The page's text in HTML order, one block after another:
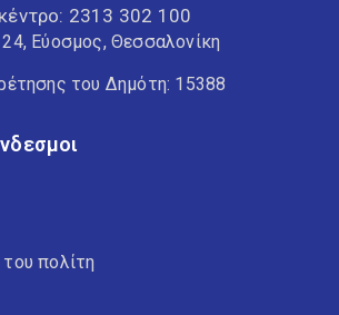
2313 302 100
Εύοσμος, Θεσσαλονίκη
του Δημότη: 15388
πολίτη